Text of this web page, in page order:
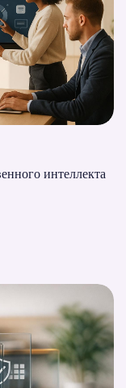
интеллекта